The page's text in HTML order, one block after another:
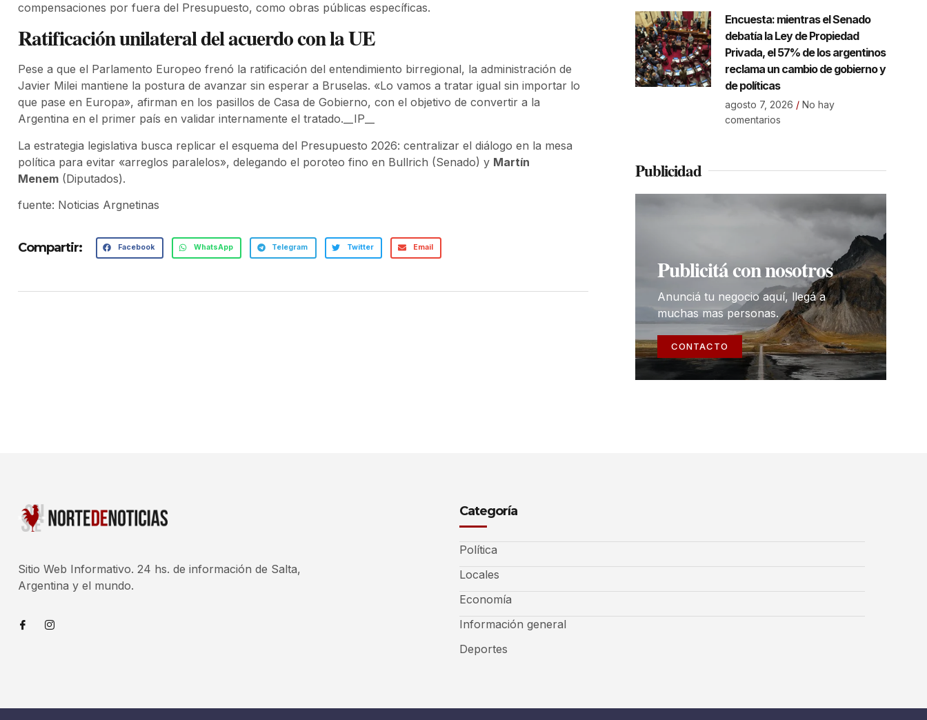
compensaciones por fuera del Presupuesto, como obras públicas específicas.
Ratificación unilateral del acuerdo con la UE
Pese a que el Parlamento Europeo frenó la ratificación del entendimiento birregional, la administración de
Javier Milei mantiene la postura de avanzar sin esperar a Bruselas. «Lo vamos a tratar igual sin importar lo
que pase en Europa», afirman en los pasillos de Casa de Gobierno, con el objetivo de convertir a la
Argentina en el primer país en validar internamente el tratado.__IP__
La estrategia legislativa busca replicar el esquema del Presupuesto 2026: centralizar el diálogo en la mesa
política para evitar «arreglos paralelos», delegando el poroteo fino en Bullrich (Senado) y Martín
Menem (Diputados).
fuente: Noticias Argnetinas
Compartir: Facebook WhatsApp Telegram Twitter Email
Encuesta: mientras el Senado
debatía la Ley de Propiedad
Privada, el 57% de los argentinos
reclama un cambio de gobierno y
de políticas
agosto 7, 2026 No hay
comentarios
Publicidad
Publicitá con nosotros
Anunciá tu negocio aquí, llegá a
muchas mas personas.
CONTACTO
Sitio Web Informativo. 24 hs. de información de Salta,
Argentina y el mundo.
Categoría
Política
Locales
Economía
Información general
Deportes